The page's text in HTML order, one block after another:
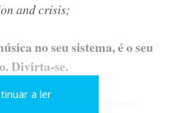
and crisis;
no seu sistema, é o seu
Divirta-se.
to music on your stereo;
a ler